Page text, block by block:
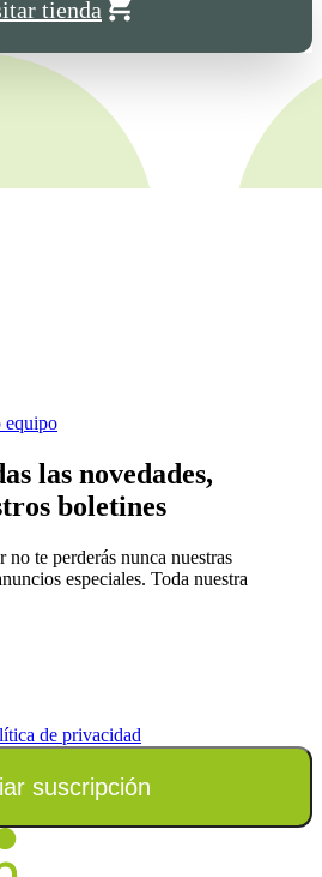
tienda
equipo
las novedades,
boletines
no te perderás nunca nuestras
especiales. Toda nuestra
de privacidad
suscripción